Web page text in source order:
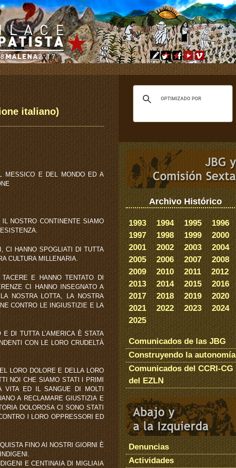
italiano)
MESSICO E DEL MONDO ED A
NOSTRO CONTINENTE SIAMO
CI HANNO SPOGLIATI DI TUTTA
CULTURA MILLENARIA.
E HANNO TENTATO DI
CI HANNO INSEGNATO A
NOSTRA LOTTA, LA NOSTRA
CONTRO LE INGIUSTIZIE E LA
DI TUTTA L’AMERICA È STATA
CON LE LORO CRUDELTÀ
LORO DOLORE E DELLA LORO
NOI CHE SIAMO STATI I PRIMI
VITA ED IL SANGUE DI MOLTI
A RECLAMARE GIUSTIZIA E
DOLOROSA CI SONO STATI
I LORO OPPRESSORI ED
FINO AI NOSTRI GIORNI È
E CENTINAIA DI MIGLIAIA
Archivo Histórico
1993 1994 1995
1996
1997
1998 1999
2000
2001
2002 2003
2004
2005
2006 2007
2008
2009
2010 2011
2012
2013
2014 2015
2016
2017
2018 2019
2020
2021
2022 2023
2024
2025
Comunicados de las JBG
Construyendo la autonomía
Comunicados del CCRI-CG
del EZLN
Denuncias
Actividades